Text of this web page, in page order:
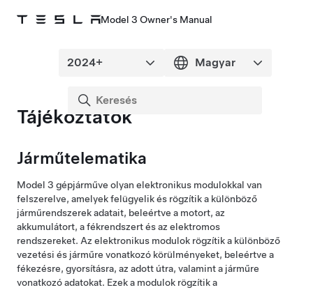
Model 3 Owner's Manual
Tájékoztatók
Járműtelematika
Model 3 gépjárműve olyan elektronikus modulokkal van
felszerelve, amelyek felügyelik és rögzítik a különböző
járműrendszerek adatait, beleértve a motort, az
akkumulátort, a fékrendszert és az elektromos
rendszereket. Az elektronikus modulok rögzítik a különböző
vezetési és járműre vonatkozó körülményeket, beleértve a
fékezésre, gyorsításra, az adott útra, valamint a járműre
vonatkozó adatokat. Ezek a modulok rögzítik a